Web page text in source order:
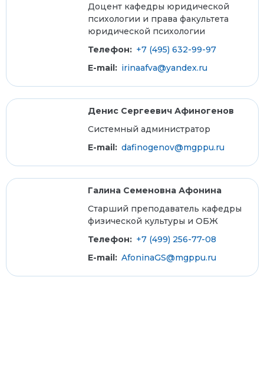
Доцент кафедры юридической
психологии и права факультета
юридической психологии
Телефон: +7 (495) 632-99-97
E-mail: irinaafva@yandex.ru
Денис Сергеевич Афиногенов
Системный администратор
E-mail: dafinogenov@mgppu.ru
Галина Семеновна Афонина
Старший преподаватель кафедры
физической культуры и ОБЖ
Телефон: +7 (499) 256-77-08
E-mail: AfoninaGS@mgppu.ru